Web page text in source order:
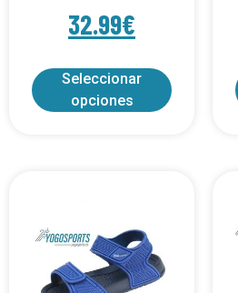
32.99€
Seleccionar
opciones